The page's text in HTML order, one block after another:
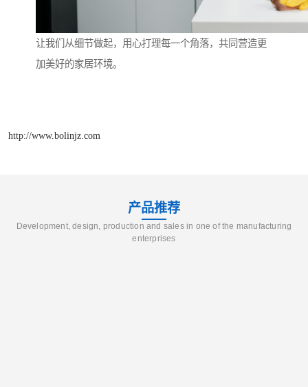
让我们从细节做起，用心打理每一个角落，共同营造更
加美好的家居环境。
http://www.bolinjz.com
产品推荐
Development, design, production and sales in one of the manufacturing
enterprises